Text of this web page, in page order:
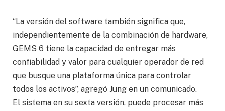
“La versión del software también significa que,
independientemente de la combinación de hardware,
GEMS 6 tiene la capacidad de entregar más
confiabilidad y valor para cualquier operador de red
que busque una plataforma única para controlar
todos los activos”, agregó Jung en un comunicado.
El sistema en su sexta versión, puede procesar más